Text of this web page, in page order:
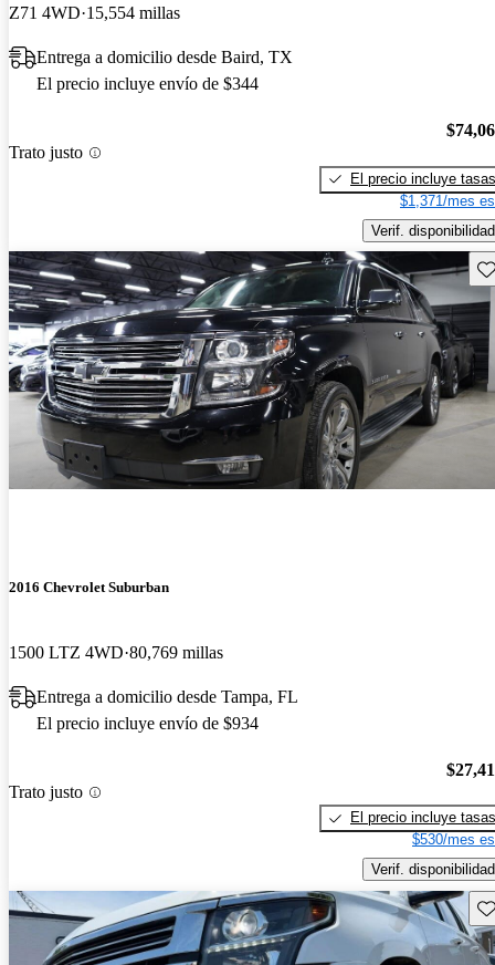
Z71 4WD 15,554 millas
Entrega a domicilio desde Baird, TX
El precio incluye envío de $344
Trato justo
El precio incluye tasas
$1,371/mes
Verif. disponibilidad
2016 Chevrolet Suburban
1500 LTZ 4WD 80,769 millas
Entrega a domicilio desde Tampa, FL
El precio incluye envío de $934
Trato justo
El precio incluye tasas
$530/mes
Verif. disponibilidad